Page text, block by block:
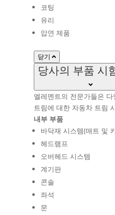
코팅
유리
압연 제품
닫기
당사의 부품 시
엘레멘트의 전문가들은
트림에 대한 자동차 트림
내부 부품
바닥재 시스템(매트 및
헤드램프
오버헤드 시스템
계기판
콘솔
좌석
문